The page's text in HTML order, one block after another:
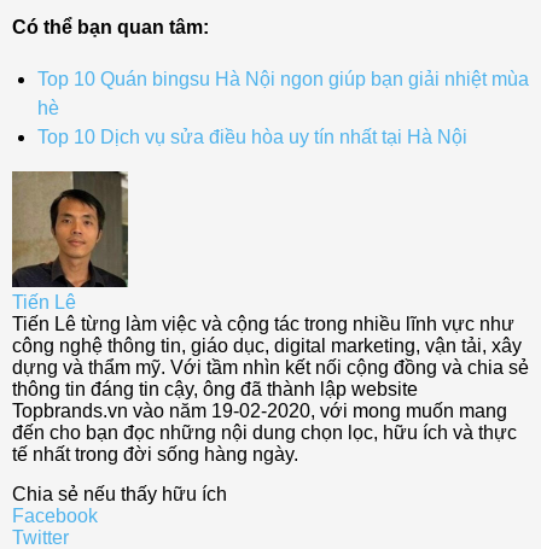
Có thể bạn quan tâm:
Top 10 Quán bingsu Hà Nội ngon giúp bạn giải nhiệt mùa
hè
Top 10 Dịch vụ sửa điều hòa uy tín nhất tại Hà Nội
Tiến Lê
Tiến Lê từng làm việc và cộng tác trong nhiều lĩnh vực như
công nghệ thông tin, giáo dục, digital marketing, vận tải, xây
dựng và thẩm mỹ. Với tầm nhìn kết nối cộng đồng và chia sẻ
thông tin đáng tin cậy, ông đã thành lập website
Topbrands.vn vào năm 19-02-2020, với mong muốn mang
đến cho bạn đọc những nội dung chọn lọc, hữu ích và thực
tế nhất trong đời sống hàng ngày.
Chia sẻ nếu thấy hữu ích
Facebook
Twitter